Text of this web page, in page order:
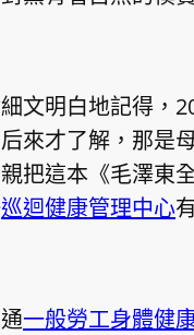
文明白地記得，
來才了解，那是
把這本《毛澤東
巡迴健康管理中心
一般勞工身體健